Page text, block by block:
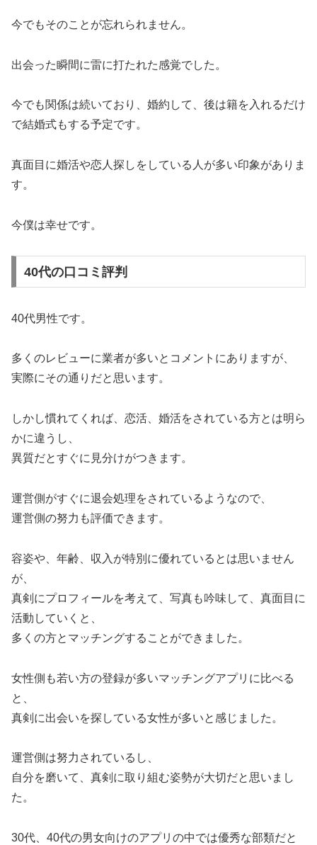
今でもそのことが忘れられません。
出会った瞬間に雷に打たれた感覚でした。
今でも関係は続いており、婚約して、後は籍を入れるだけ
で結婚式もする予定です。
真面目に婚活や恋人探しをしている人が多い印象がありま
す。
今僕は幸せです。
40代の口コミ評判
40代男性です。
多くのレビューに業者が多いとコメントにありますが、
実際にその通りだと思います。
しかし慣れてくれば、恋活、婚活をされている方とは明ら
かに違うし、
異質だとすぐに見分けがつきます。
運営側がすぐに退会処理をされているようなので、
運営側の努力も評価できます。
容姿や、年齢、収入が特別に優れているとは思いません
が、
真剣にプロフィールを考えて、写真も吟味して、真面目に
活動していくと、
多くの方とマッチングすることができました。
女性側も若い方の登録が多いマッチングアプリに比べる
と、
真剣に出会いを探している女性が多いと感じました。
運営側は努力されているし、
自分を磨いて、真剣に取り組む姿勢が大切だと思いまし
た。
30代、40代の男女向けのアプリの中では優秀な部類だと